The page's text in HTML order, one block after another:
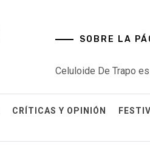
SOBRE LA
Celuloide De Trapo
CRÍTICAS Y OPINIÓN